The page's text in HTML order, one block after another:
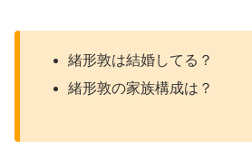
緒形敦は結婚してる？
緒形敦の家族構成は？